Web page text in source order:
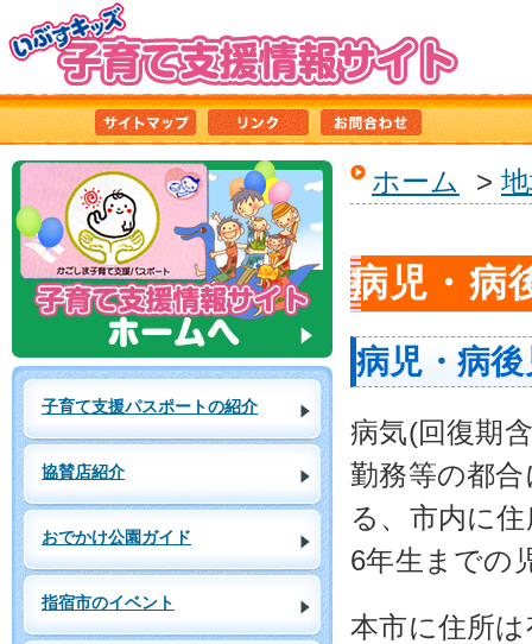
子育て支援パスポートの紹介
協賛店紹介
おでかけ公園ガイド
指宿市のイベント
ホーム >
病児・病
病児・病
病気(回復期
勤務等の都
る、市内に
6年生までの
本市に住所